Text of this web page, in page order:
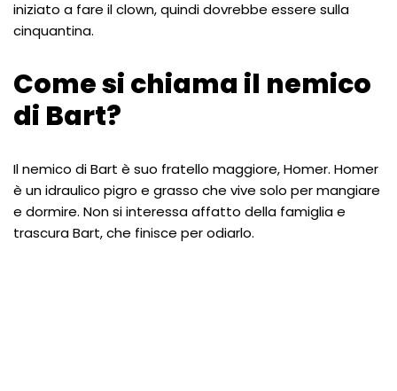
iniziato a fare il clown, quindi dovrebbe essere sulla
cinquantina.
Come si chiama il nemico
di Bart?
Il nemico di Bart è suo fratello maggiore, Homer. Homer
è un idraulico pigro e grasso che vive solo per mangiare
e dormire. Non si interessa affatto della famiglia e
trascura Bart, che finisce per odiarlo.